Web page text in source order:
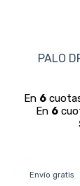
PALO
Envío gratis